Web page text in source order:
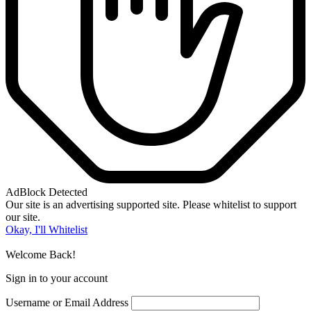
AdBlock Detected
Our site is an advertising supported site. Please whitelist to support
our site.
Okay, I'll Whitelist
Welcome Back!
Sign in to your account
Username or Email Address